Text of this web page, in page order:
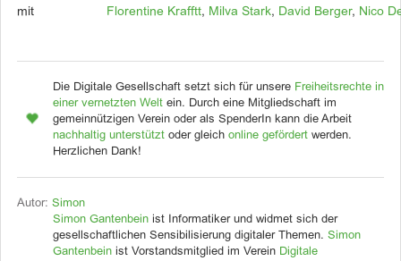
mit Florentine Krafftt, Milva Stark, David Berger, Nico
Die Digitale Gesellschaft setzt sich für unsere Freiheitsrechte in
einer vernetzten Welt ein. Durch eine Mitgliedschaft im
gemeinnützigen Verein oder als SpenderIn kann die Arbeit
nachhaltig unterstützt oder gleich online gefördert werden.
Herzlichen Dank!
Autor: Simon
Simon Gantenbein ist Informatiker und widmet sich der
gesellschaftlichen Sensibilisierung digitaler Themen. Simon
Gantenbein ist Vorstandsmitglied im Verein Digitale